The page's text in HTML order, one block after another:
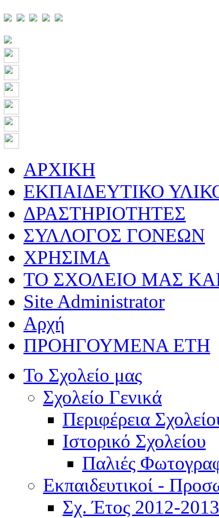
ΑΡΧΙΚΗ
ΕΚΠΑΙΔΕΥΤΙΚΟ
ΔΡΑΣΤΗΡΙΟΤΗΤΕΣ
ΣΥΛΛΟΓΟΣ ΓΟΝΕΩΝ
ΧΡΗΣΙΜΑ
ΤΟ ΣΧΟΛΕΙΟ ΜΑΣ
Site Administrator
Αρχή
ΠΡΟΗΓΟΥΜΕΝΑ ΕΤΗ
Το Σχολείο μας
Σχολείο Γενικά
Περιφέρεια
Ιστορικό Σχολείου
Παλιές
Εκπαιδευτικοί -
Σχ. Έτος 2012-2013